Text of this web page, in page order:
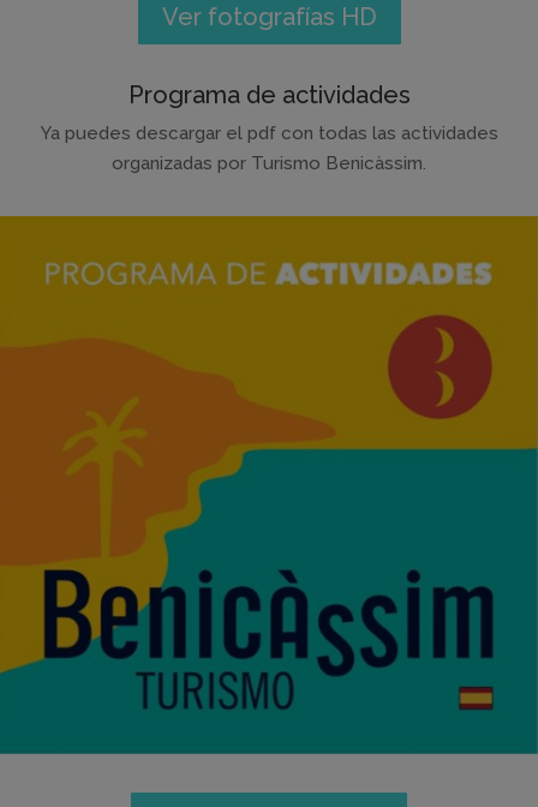
Ver fotografías HD
Programa de actividades
Ya puedes descargar el pdf con todas las actividades
organizadas por Turismo Benicàssim.